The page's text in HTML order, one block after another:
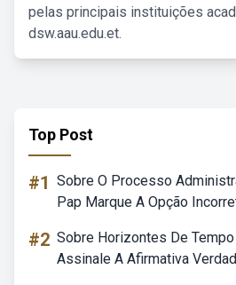
pelas principais instituições
dsw.aau.edu.et.
Top Post
#1 Sobre O Processo
Pap Marque A Opção
#2 Sobre Horizontes De
Assinale A Afirmativa